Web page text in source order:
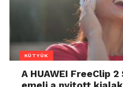
KÜTYÜK
A HUAWEI FreeClip